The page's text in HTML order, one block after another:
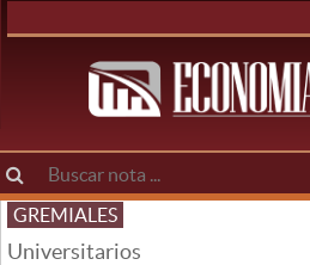
GREMIALES
Universitarios